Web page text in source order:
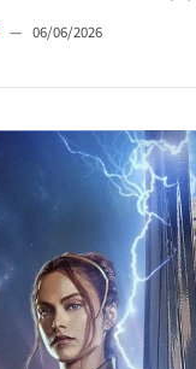
— 06/06/2026